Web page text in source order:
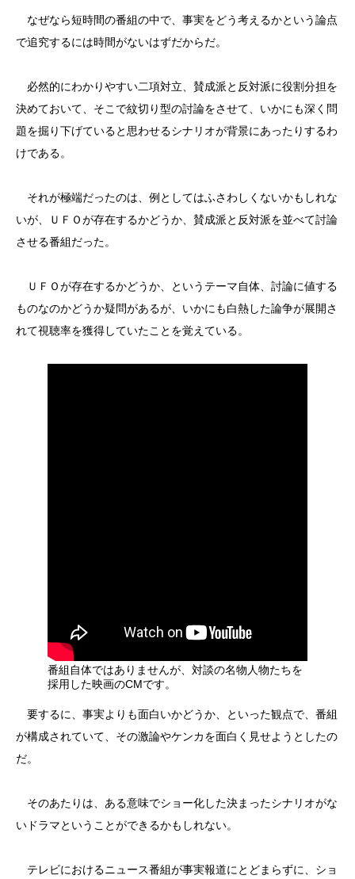
なぜなら短時間の番組の中で、事実をどう考えるかという論点
で追究するには時間がないはずだからだ。
必然的にわかりやすい二項対立、賛成派と反対派に役割分担を
決めておいて、そこで紋切り型の討論をさせて、いかにも深く問
題を掘り下げていると思わせるシナリオが背景にあったりするわ
けである。
それが極端だったのは、例としてはふさわしくないかもしれな
いが、ＵＦＯが存在するかどうか、賛成派と反対派を並べて討論
させる番組だった。
ＵＦＯが存在するかどうか、というテーマ自体、討論に値する
ものなのかどうか疑問があるが、いかにも白熱した論争が展開さ
れて視聴率を獲得していたことを覚えている。
番組自体ではありませんが、対談の名物人物たちを
採用した映画のCMです。
要するに、事実よりも面白いかどうか、といった観点で、番組
が構成されていて、その激論やケンカを面白く見せようとしたの
だ。
そのあたりは、ある意味でショー化した決まったシナリオがな
いドラマということができるかもしれない。
テレビにおけるニュース番組が事実報道にとどまらずに、ショ